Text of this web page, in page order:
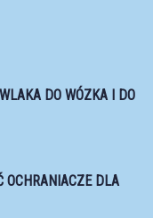
DO WÓZKA I DO
OCHRANIACZE DLA